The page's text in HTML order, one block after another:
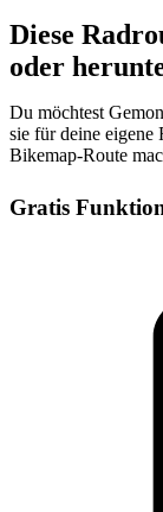
Diese
oder
Du möchtest
sie für deine eigene
Bikemap-Route
Gratis